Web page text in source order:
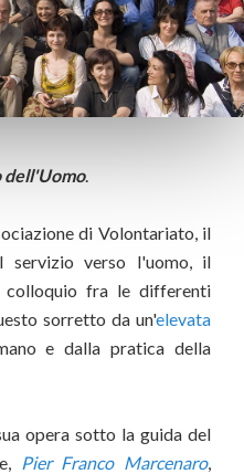
dell'Uomo.
di Volontariato, il
servizio verso l'uomo, il
fra le differenti
sorretto da un'elevata
e dalla pratica della
opera sotto la guida del
Pier Franco Marcenaro,